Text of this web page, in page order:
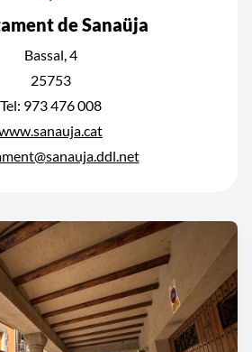
de Sanaüja
Bassal, 4
25753
Tel: 973 476 008